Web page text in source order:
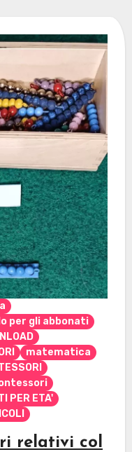
per gli abbonati
matematica
PER ETA'
relativi col